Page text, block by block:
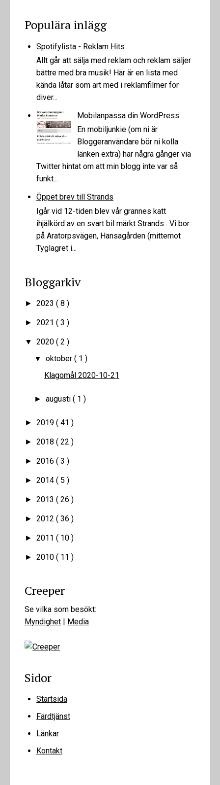
Populära inlägg
Spotifylista - Reklam Hits
Allt går att sälja med reklam och reklam säljer
bättre med bra musik! Här är en lista med
kända låtar som art med i reklamfilmer för
diver...
Mobilanpassa din WordPress
En mobiljunkie (om ni är
Bloggeranvändare bör ni kolla
länken extra) har några gånger via
Twitter hintat om att min blogg inte var så
funkt...
Öppet brev till Strands
Igår vid 12-tiden blev vår grannes katt
ihjälkörd av en svart bil märkt Strands . Vi bor
på Aratorpsvägen, Hansagården (mittemot
Tyglagret i...
Bloggarkiv
► 2023 ( 8 )
► 2021 ( 3 )
▼ 2020 ( 2 )
▼oktober( 1 )
Klagomål 2020-10-21
►augusti( 1 )
► 2019 ( 41 )
► 2018 ( 22 )
► 2016 ( 3 )
► 2014 ( 5 )
► 2013 ( 26 )
► 2012 ( 36 )
► 2011 ( 10 )
► 2010 ( 11 )
Creeper
Se vilka som besökt:
Myndighet
Media
Sidor
Startsida
Färdtjänst
Länkar
Kontakt